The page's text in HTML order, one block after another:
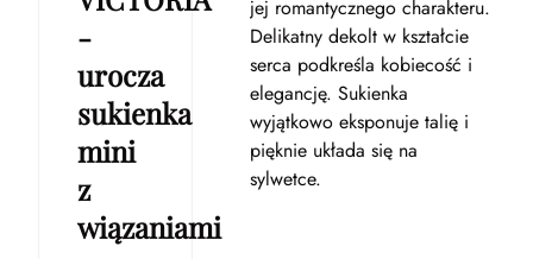
-
urocza
sukienka
mini
z
wiązaniami
jej romantycznego charakteru.
Delikatny dekolt w kształcie
serca podkreśla kobiecość i
elegancję. Sukienka
wyjątkowo eksponuje talię i
pięknie układa się na
sylwetce.